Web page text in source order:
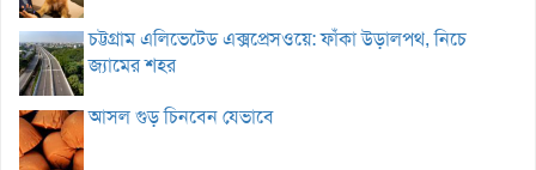
চট্টগ্রাম এলিভেটেড এক্সপ্রেসওয়ে: ফাঁকা উড়ালপথ, নিচে
জ্যামের শহর
আসল গুড় চিনবেন যেভাবে